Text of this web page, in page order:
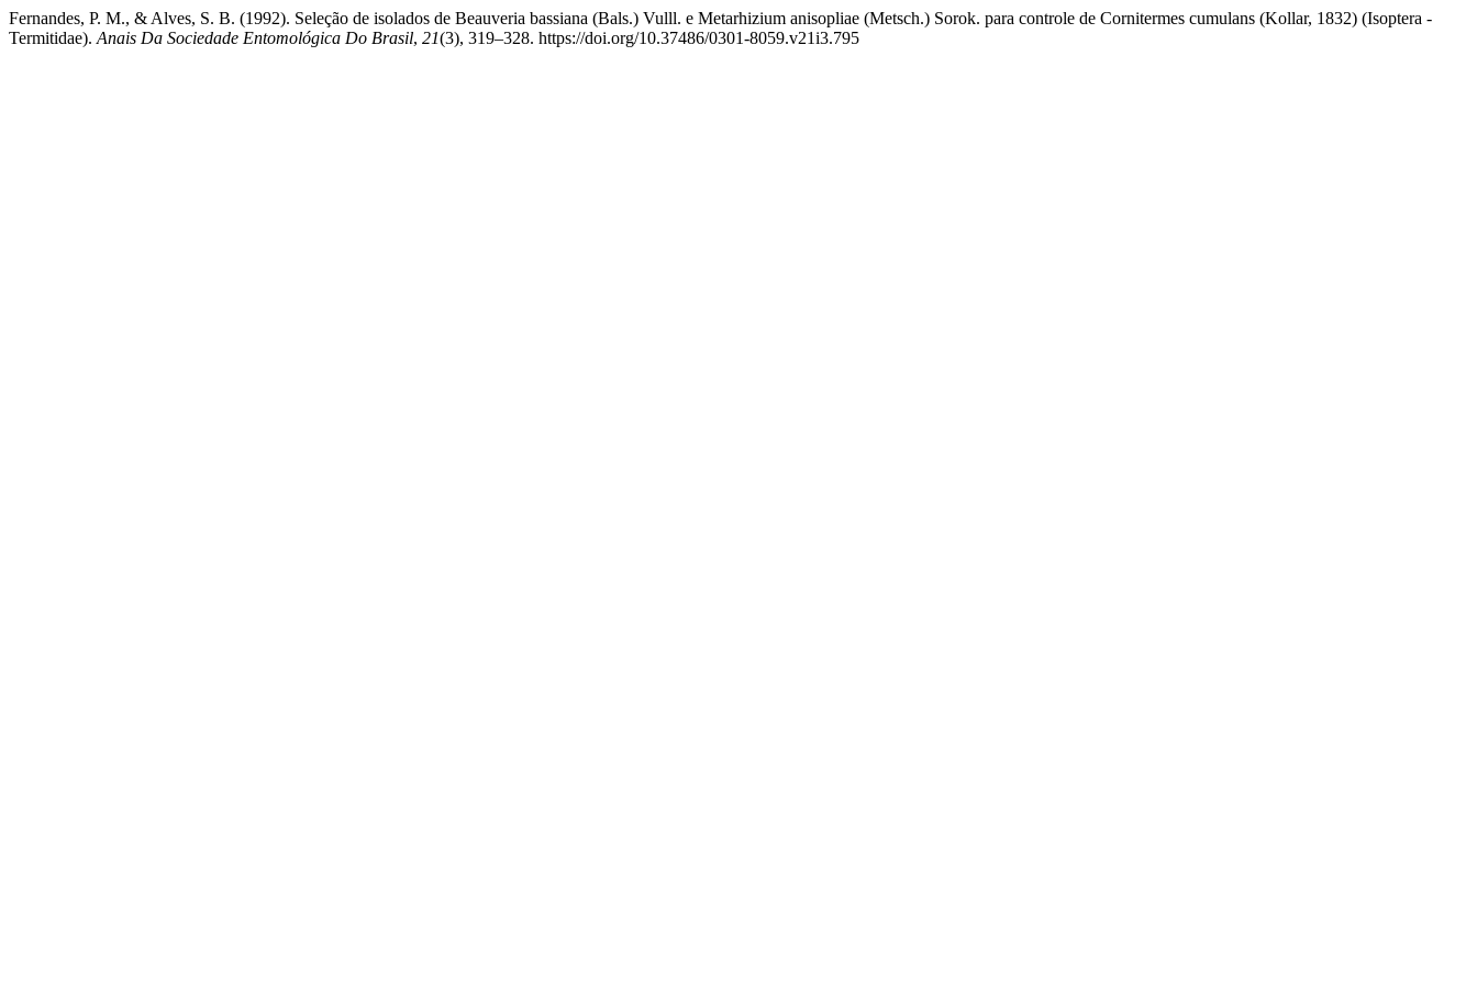
Fernandes, P. M., & Alves, S. B. (1992). Seleção de isolados de Beauveria bassiana (Bals.) Vulll. e Metarhizium anisopliae (Metsch.) Sorok. para controle de Cornitermes cumulans (Kollar, 1832) (Isoptera -
Termitidae). Anais Da Sociedade Entomológica Do Brasil, 21(3), 319–328. https://doi.org/10.37486/0301-8059.v21i3.795